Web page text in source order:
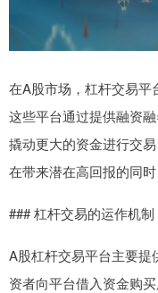
在A股市场，杠杆交易平
这些平台通过提供融资
撬动更大的资金进行交
在带来潜在高回报的同
### 杠杆交易的运作机制
A股杠杆交易平台主要
资者向平台借入资金购